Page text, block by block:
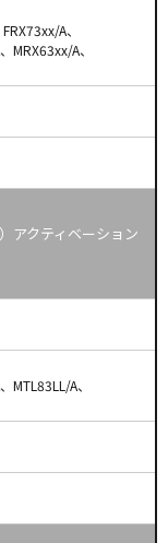
A、
MRX63xx/A、
アクティベーション
MTL83LL/A、